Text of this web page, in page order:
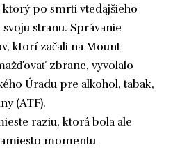
po smrti vtedajšieho
stranu. Správanie
ktorí začali na Mount
zbrane, vyvolalo
Úradu pre alkohol, tabak,
(ATF).
raziu, ktorá bola ale
momentu